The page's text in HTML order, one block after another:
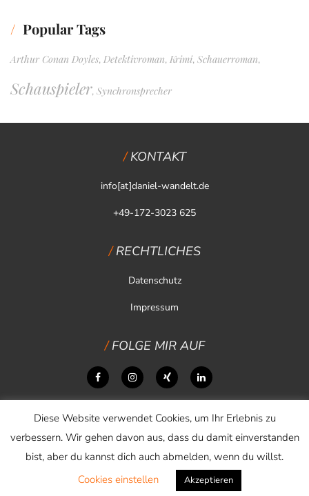
Popular Tags
Arthur Conan Doyles, Detektivroman, Krimi, Schauerroman,
Schauspieler, Synchronsprecher
KONTAKT
info[at]daniel-wandelt.de
+49-172-3023 625
RECHTLICHES
Datenschutz
Impressum
FOLGE MIR AUF
Copyright © 2026 Daniel Wandelt
Diese Website verwendet Cookies, um Ihr Erlebnis zu
verbessern. Wir gehen davon aus, dass du damit einverstanden
bist, aber du kannst dich auch abmelden, wenn du willst.
Cookies einstellen
Akzeptieren